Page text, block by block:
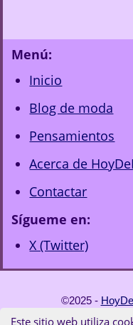
Este sitio web utiliza
Menú:
Inicio
Blog de moda
Pensamientos
Acerca de
Contactar
Sígueme en:
X (Twitter)
©2025 -